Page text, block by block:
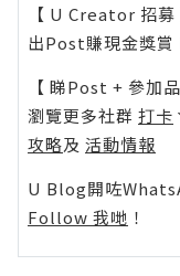
【 U Creator 招募
出Post賺現金獎賞
【 睇Post + 參加
瀏覽更多社群 打卡
攻略及 活動情報
U Blog開咗
Follow 我哋 ！